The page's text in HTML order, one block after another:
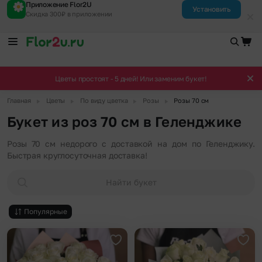
Приложение Flor2U
Скидка 300₽ в приложении
Установить
Цветы простоят - 5 дней! Или заменим букет!
Главная Цветы По виду цветка Розы Розы 70 см
Букет из роз 70 см в Геленджике
Розы 70 см недорого с доставкой на дом по Геленджику.
Быстрая круглосуточная доставка!
Найти букет
Популярные
Добавить в избранное